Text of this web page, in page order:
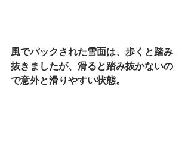
風でパックされた雪面は、歩くと踏み
抜きましたが、滑ると踏み抜かないの
で意外と滑りやすい状態。